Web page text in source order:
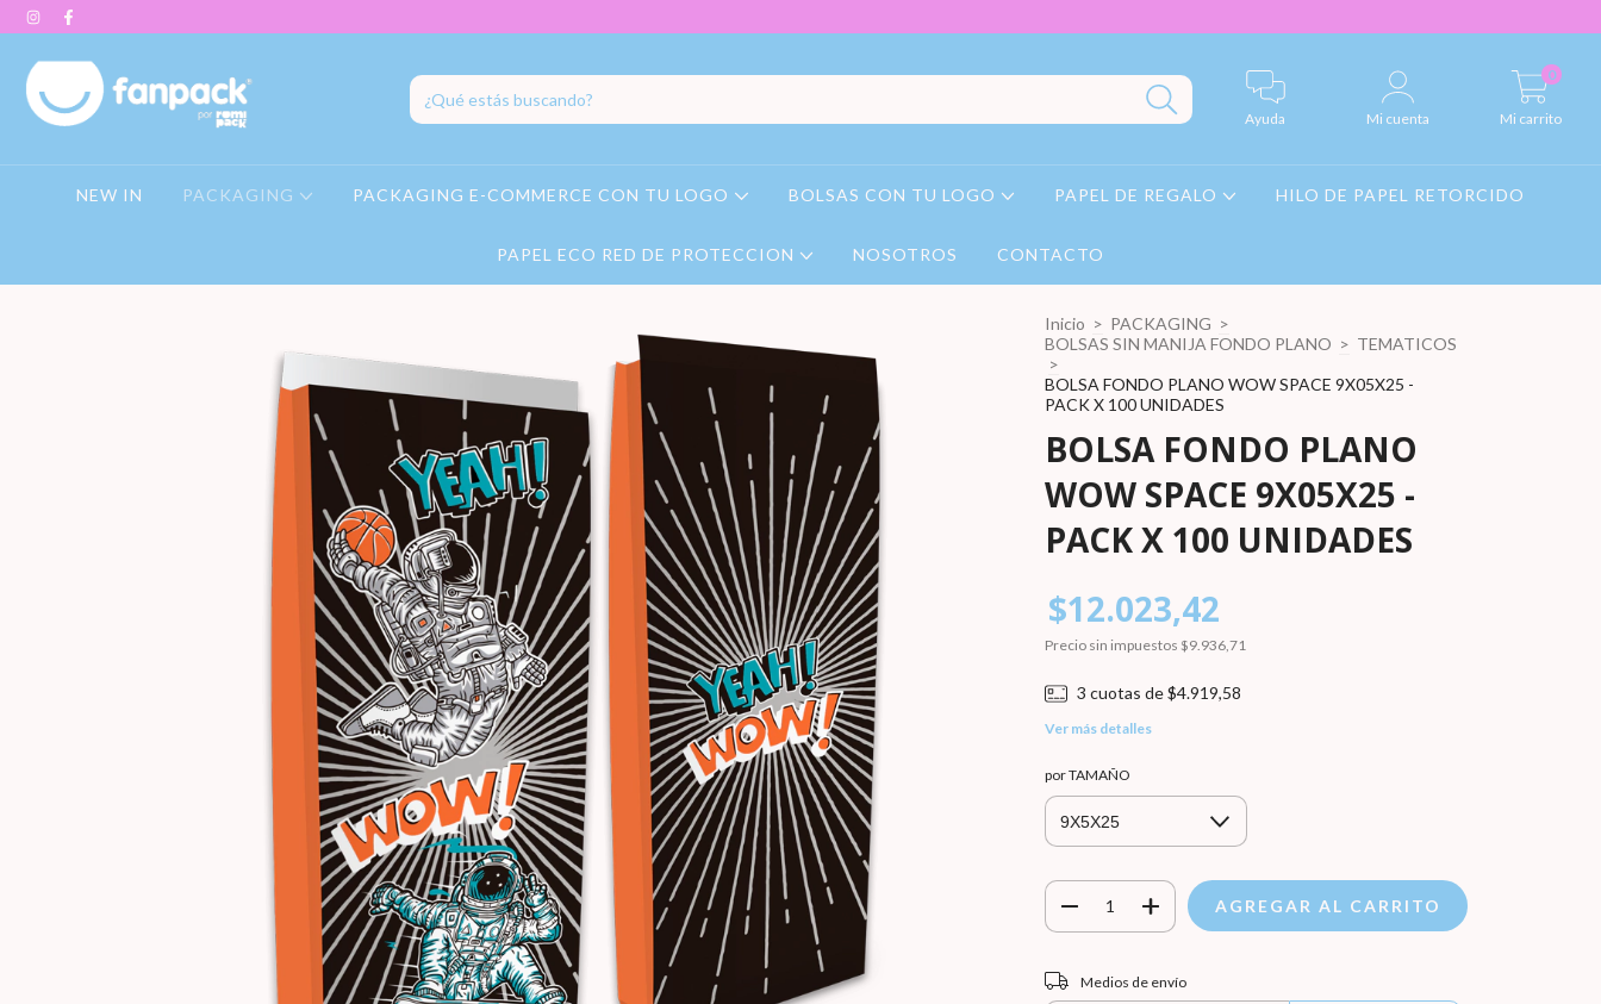
Ayuda Mi cuenta Mi carrito
0
NEW IN PACKAGING PACKAGING E-COMMERCE CON TU LOGO BOLSAS CON TU LOGO PAPEL DE REGALO HILO DE PAPEL RETORCIDO
PAPEL ECO RED DE PROTECCION NOSOTROS CONTACTO
Inicio > PACKAGING >
BOLSAS SIN MANIJA FONDO PLANO > TEMATICOS
>
BOLSA FONDO PLANO WOW SPACE 9X05X25 -
PACK X 100 UNIDADES
BOLSA FONDO PLANO
WOW SPACE 9X05X25 -
PACK X 100 UNIDADES
$12.023,42
Precio sin impuestos $9.936,71
3 cuotas de$4.919,58
Ver más detalles
por TAMAÑO
Entregas para el CP:
Medios de envío